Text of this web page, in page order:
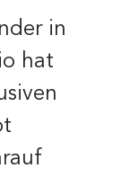
in
hat